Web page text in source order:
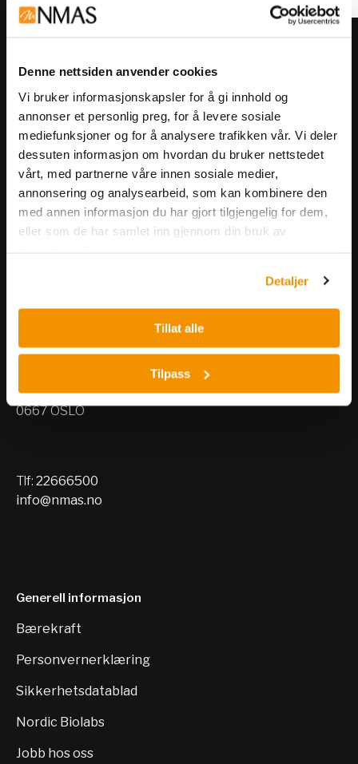
Denne nettsiden anvender cookies
Vi bruker informasjonskapsler for å gi innhold og
annonser et personlig preg, for å levere sosiale
mediefunksjoner og for å analysere trafikken vår. Vi deler
dessuten informasjon om hvordan du bruker nettstedet
vårt, med partnerne våre innen sosiale medier,
annonsering og analysearbeid, som kan kombinere den
med annen informasjon du har gjort tilgjengelig for dem,
eller som de har samlet inn gjennom din bruk av
Detaljer
Tillat alle
Tilpass
Få informasjon om produkter,
arrangementer og kampanjer.
Meld på nyhetsbrev
Besøksadresse:
0667 OSLO
Nils Hansens vei 10
0667 OSLO
Tlf: 22666500
info@nmas.no
Generell informasjon
Bærekraft
Personvernerklæring
Sikkerhetsdatablad
Nordic Biolabs
Jobb hos oss